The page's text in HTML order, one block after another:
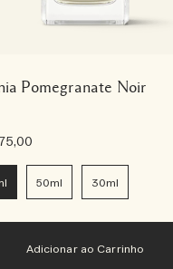
Pomegranate Noir
50ml 30ml
Adicionar ao Carrinho